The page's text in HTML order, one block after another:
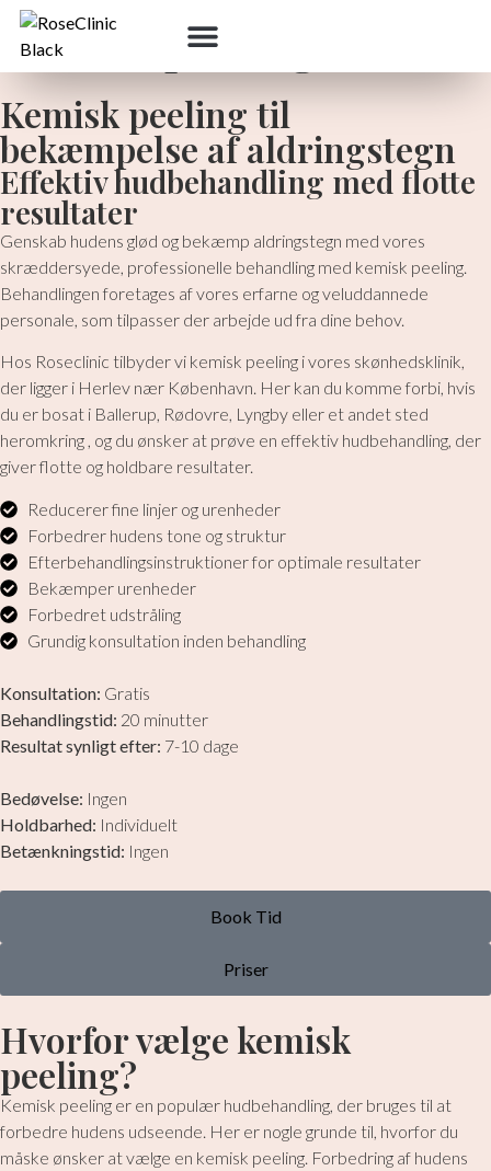
Kemisk peeling
Kemisk peeling til
bekæmpelse af aldringstegn
Effektiv hudbehandling med flotte
resultater
Genskab hudens glød og bekæmp aldringstegn med vores
skræddersyede, professionelle behandling med kemisk peeling.
Behandlingen foretages af vores erfarne og veluddannede
personale, som tilpasser der arbejde ud fra dine behov.
Hos Roseclinic tilbyder vi kemisk peeling i vores skønhedsklinik,
der ligger i Herlev nær København. Her kan du komme forbi, hvis
du er bosat i Ballerup, Rødovre, Lyngby eller et andet sted
heromkring , og du ønsker at prøve en effektiv hudbehandling, der
giver flotte og holdbare resultater.
Reducerer fine linjer og urenheder
Forbedrer hudens tone og struktur​
Efterbehandlingsinstruktioner for optimale resultater
Bekæmper urenheder
​Forbedret udstråling
Grundig konsultation inden behandling
Konsultation: Gratis
Behandlingstid: 20 minutter
Resultat synligt efter: 7-10 dage
Bedøvelse: Ingen
Holdbarhed: Individuelt
Betænkningstid: Ingen​
Book Tid
Priser
Hvorfor vælge kemisk
peeling?
Kemisk peeling er en populær hudbehandling, der bruges til at
forbedre hudens udseende. Her er nogle grunde til, hvorfor du
måske ønsker at vælge en kemisk peeling. Forbedring af hudens